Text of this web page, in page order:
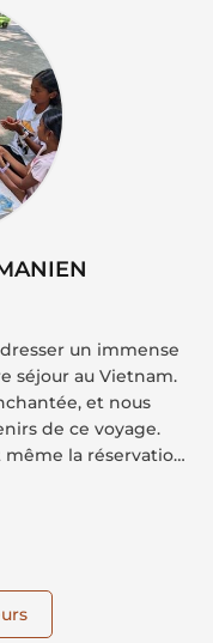
un immense
séjour au Vietnam.
et nous
de ce voyage.
la réservation,
nos attentes, de
en confiance.